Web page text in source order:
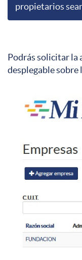
propietarios
Podrás solicitar la
desplegable sobre